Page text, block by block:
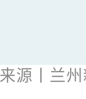
来源丨兰